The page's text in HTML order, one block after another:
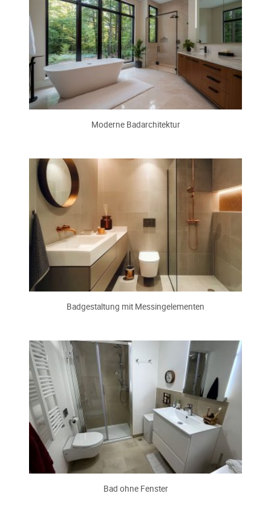
Moderne Badarchitektur
Badgestaltung mit Messingelementen
Bad ohne Fenster